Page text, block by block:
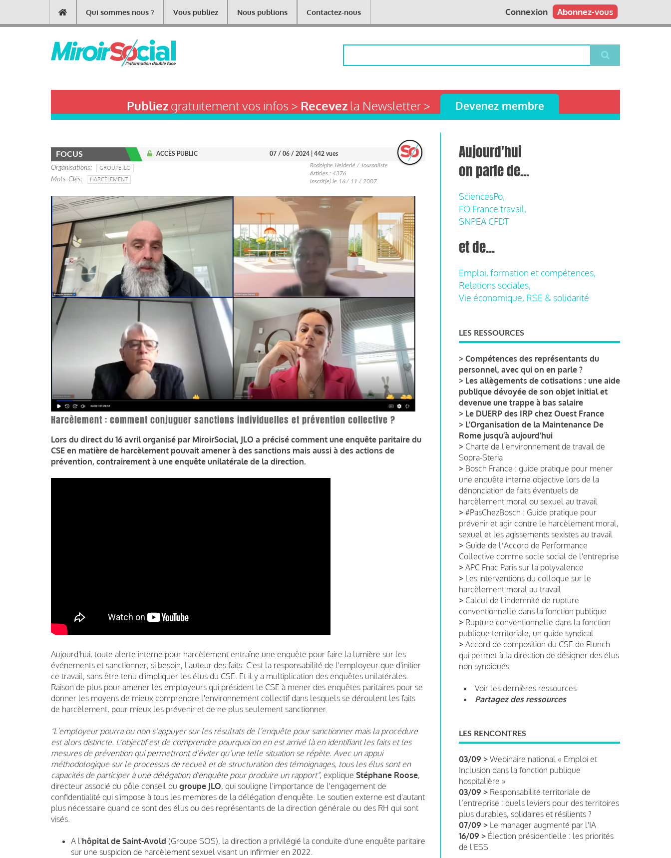
contenu
Main
navigation
Qui sommes nous ? Vous publiez Nous publions Contactez-nous Abonnez-vous
Connexion
Publiezgratuitement vos infos > Recevezla Newsletter > Devenez membre
FOCUS ACCÈS PUBLIC 07 / 06 / 2024 | 442 vues
Organisations
GROUPE JLO
Mots-Clés
HARCÈLEMENT
Rodolphe Helderlé / Journaliste
Articles : 4376
Inscrit(e) le 16 / 11 / 2007
Harcèlement : comment conjuguer sanctions individuelles et prévention collective ?
Lors du direct du 16 avril organisé par MiroirSocial, JLO a précisé comment une enquête paritaire du
CSE en matière de harcèlement pouvait amener à des sanctions mais aussi à des actions de
prévention, contrairement à une enquête unilatérale de la direction.
Aujourd'hui, toute alerte interne pour harcèlement entraîne une enquête pour faire la lumière sur les
événements et sanctionner, si besoin, l'auteur des faits. C'est la responsabilité de l'employeur que d'initier
ce travail, sans être tenu d'impliquer les élus du CSE. Et il y a multiplication des enquêtes unilatérales.
Raison de plus pour amener les employeurs qui président le CSE à mener des enquêtes paritaires pour se
donner les moyens de mieux comprendre l'environnement collectif dans lesquels se déroulent les faits
de harcèlement, pour mieux les prévenir et de ne plus seulement sanctionner.
"L’employeur pourra ou non s’appuyer sur les résultats de l’enquête pour sanctionner mais la procédure
est alors distincte. L'objectif est de comprendre pourquoi on en est arrivé là en identifiant les faits et les
mesures de prévention qui permettront d’éviter qu’une telle situation se répète. Avec un appui
méthodologique sur le processus de recueil et de structuration des témoignages, tous les élus sont en
capacités de participer à une délégation d'enquête pour produire un rapport", explique Stéphane Roose,
directeur associé du pôle conseil du groupe JLO, qui souligne l'importance de l'engagement de
confidentialité qui s'impose à tous les membres de la délégation d'enquête. Le soutien externe est d'autant
plus nécessaire quand ce sont des élus ou des représentants de la direction générale ou des RH qui sont
visés.
A l'hôpital de Saint-Avold (Groupe SOS), la direction a privilégié la conduite d'une enquête paritaire
sur une suspicion de harcèlement sexuel visant un infirmier en 2022.
Aujourd'hui
on parle de...
SciencesPo,
FO France travail,
SNPEA CFDT
et de...
Emploi, formation et compétences,
Relations sociales,
Vie économique, RSE & solidarité
LES RESSOURCES
> Compétences des représentants du
personnel, avec qui on en parle ?
> Les allègements de cotisations : une aide
publique dévoyée de son objet initial et
devenue une trappe à bas salaire
> Le DUERP des IRP chez Ouest France
> L’Organisation de la Maintenance De
Rome jusqu’à aujourd’hui
> Charte de l'environnement de travail de
Sopra-Steria
> Bosch France : guide pratique pour mener
une enquête interne objective lors de la
dénonciation de faits éventuels de
harcèlement moral ou sexuel au travail
> #PasChezBosch : Guide pratique pour
prévenir et agir contre le harcèlement moral,
sexuel et les agissements sexistes au travail
> Guide de lʼAccord de Performance
Collective comme socle social de l'entreprise
> APC Fnac Paris sur la polyvalence
> Les interventions du colloque sur le
harcèlement moral au travail
> Calcul de l'indemnité de rupture
conventionnelle dans la fonction publique
> Rupture conventionnelle dans la fonction
publique territoriale, un guide syndical
> Accord de composition du CSE de Flunch
qui permet à la direction de désigner des élus
non syndiqués
Voir les dernières ressources
Partagez des ressources
LES RENCONTRES
03/09 > Webinaire national « Emploi et
Inclusion dans la fonction publique
hospitalière »
03/09 > Responsabilité territoriale de
l’entreprise : quels leviers pour des territoires
plus durables, solidaires et résilients ?
07/09 > Le manager augmenté par l'IA
16/09 > Élection présidentielle : les priorités
de l'ESS